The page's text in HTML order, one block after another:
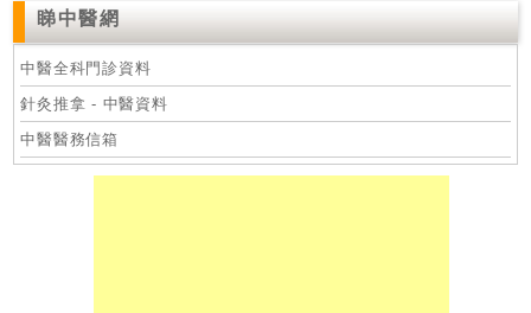
睇中醫網
中醫全科門診資料
針灸推拿 - 中醫資料
中醫醫務信箱